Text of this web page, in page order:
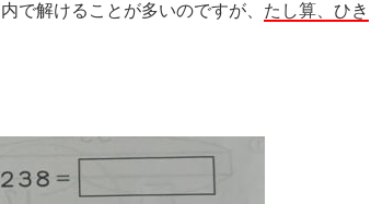
で解けることが多いのですが、 たし算、ひき